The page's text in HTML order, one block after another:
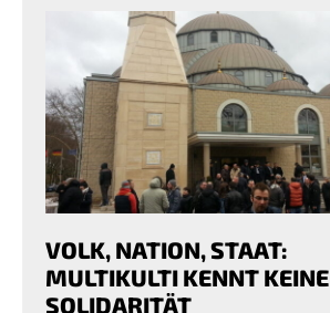
VOLK, NATION, STAAT:
MULTIKULTI KENNT KEINE
SOLIDARITÄT